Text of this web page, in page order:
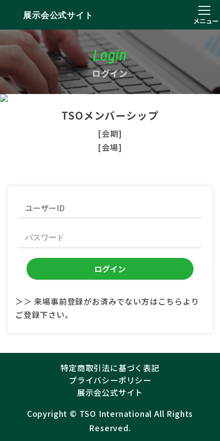
展示会公式サイト
メニュー
Login
ログイン
TSOメンバーシップ
[会期]
[会場]
＞＞ 来場事前登録がお済みでない方はこちらより
ご登録下さい。
特定商取引法に基づく表記
プライバシーポリシー
展示会公式サイト
Copyright ©︎ TSO International All Rights
Reserved.